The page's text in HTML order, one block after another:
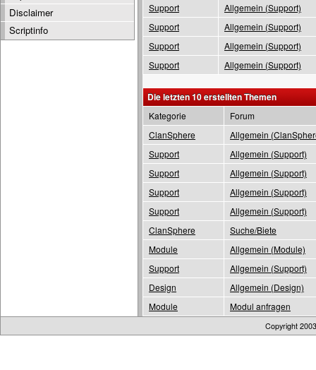
Support
Allgemein (Support)
Support
Allgemein (Support)
Support
Allgemein (Support)
Support
Allgemein (Support)
Die letzten 10 erstellten Themen
Kategorie
Forum
ClanSphere
Allgemein
Support
Allgemein (Support)
Support
Allgemein (Support)
Support
Allgemein (Support)
Support
Allgemein (Support)
ClanSphere
Suche/Biete
Module
Allgemein (Module)
Support
Allgemein (Support)
Design
Allgemein (Design)
Module
Modul anfragen
Disclaimer
Scriptinfo
Copyright